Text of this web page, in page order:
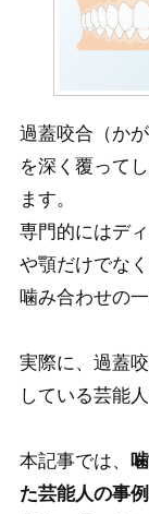
過蓋咬合（か
を深く覆って
ます。
専門的にはデ
や顎だけでな
噛み合わせの一
実際に、過蓋
している芸能
本記事では、
た芸能人の事例